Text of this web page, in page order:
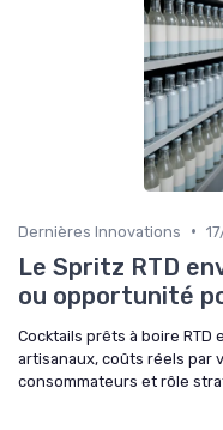
Dernières Innovations •
Le Spritz RTD
ou opportunité
Cocktails prêts à boire RTD
artisanaux, coûts réels par
consommateurs et rôle